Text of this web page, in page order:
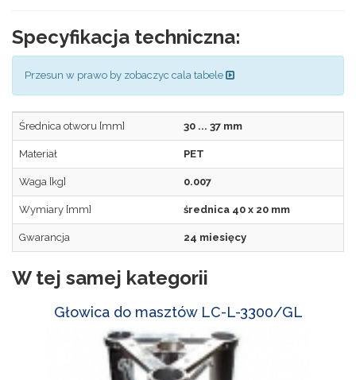
Specyfikacja techniczna:
Przesun w prawo by zobaczyc cala tabele
Średnica otworu [mm] 30 ... 37 mm
Materiał PET
Waga [kg] 0.007
Wymiary [mm] średnica 40 x 20 mm
Gwarancja 24 miesięcy
W tej samej kategorii
Głowica do masztów LC-L-3300/GL